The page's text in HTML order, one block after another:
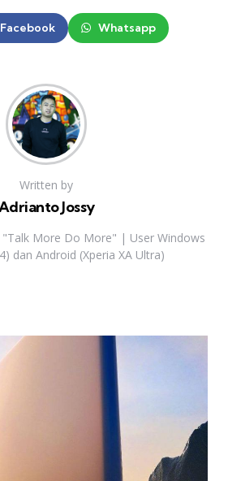
Facebook Whatsapp
Written by
Jossy
More Do More" | User Windows
dan Android (Xperia XA Ultra)